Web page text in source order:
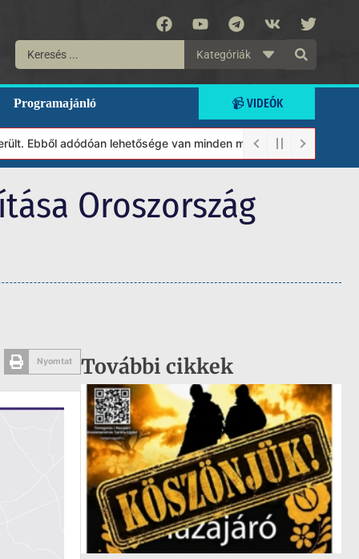
Kategóriák
Programajánló 📹 VIDEÓK
adódóan lehetősége van minden munkánkat segíteni
Oroszország
Nyomtat További cikkek